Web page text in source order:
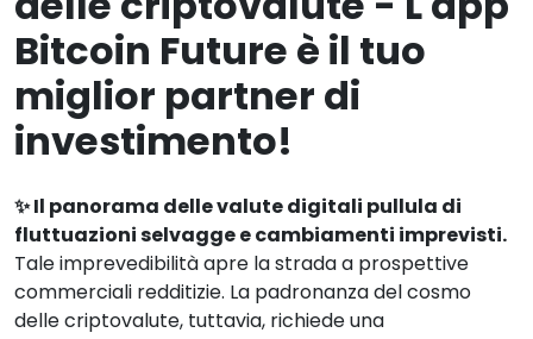
Bitcoin Future è il tuo
miglior partner di
investimento!
✨ Il panorama delle valute digitali pullula di
fluttuazioni selvagge e cambiamenti imprevisti.
Tale imprevedibilità apre la strada a prospettive
commerciali redditizie. La padronanza del cosmo
delle criptovalute, tuttavia, richiede una